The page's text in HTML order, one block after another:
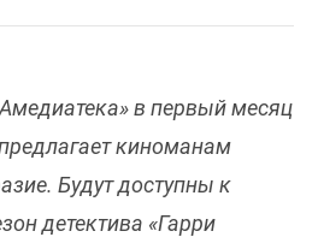
в первый месяц
киноманам
Будут доступны к
детектива «Гарри